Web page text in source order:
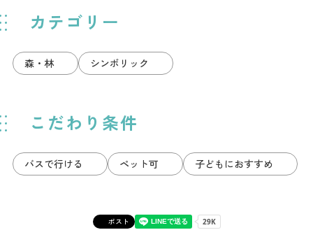
カテゴリー
森・林 シンボリック
こだわり条件
バスで行ける ペット可 子どもにおすすめ
ポスト